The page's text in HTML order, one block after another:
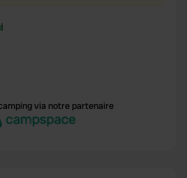
via notre partenaire